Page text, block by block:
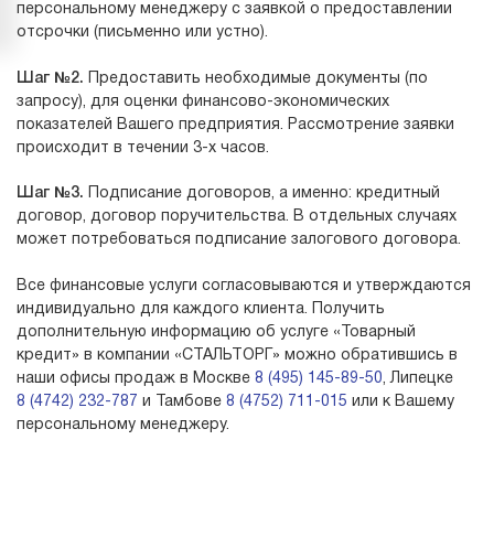
персональному менеджеру с заявкой о предоставлении
отсрочки (письменно или устно).
Шаг №2. Предоставить необходимые документы (по
запросу), для оценки финансово-экономических
показателей Вашего предприятия. Рассмотрение заявки
происходит в течении 3-х часов.
Шаг №3. Подписание договоров, а именно: кредитный
договор, договор поручительства. В отдельных случаях
может потребоваться подписание залогового договора.
Все финансовые услуги согласовываются и утверждаются
индивидуально для каждого клиента. Получить
дополнительную информацию об услуге «Товарный
кредит» в компании «СТАЛЬТОРГ» можно обратившись в
наши офисы продаж в Москве 8 (495) 145-89-50, Липецке
8 (4742) 232-787
и Тамбове 8 (4752) 711-015 или к Вашему
персональному менеджеру.